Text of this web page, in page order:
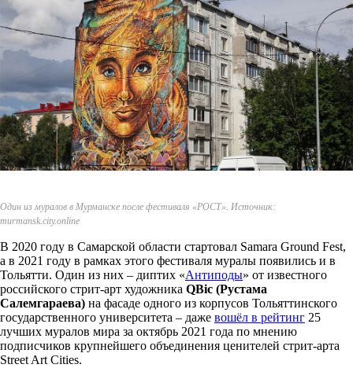
Один из муралов в Мурманске после фестиваля «РОСТ». Источник:
murmansk.city.online
В 2020 году в Самарской области стартовал Samara Ground Fest,
а в 2021 году в рамках этого фестиваля муралы появились и в
Тольятти. Один из них – диптих «Антиподы» от известного
российского стрит-арт художника QBic (Рустама
Салемгараева) на фасаде одного из корпусов Тольяттинского
государственного университета – даже вошёл в рейтинг 25
лучших муралов мира за октябрь 2021 года по мнению
подписчиков крупнейшего объединения ценителей стрит-арта
Street Art Cities.